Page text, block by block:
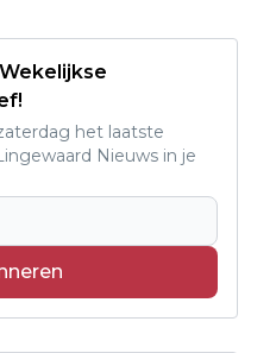
het laatste
Nieuws in je